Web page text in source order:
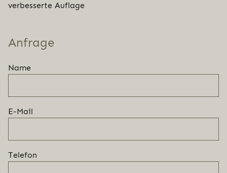
verbesserte Auflage
Anfrage
Name
E-Mail
Telefon